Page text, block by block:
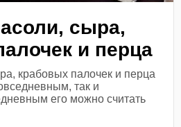
сыра,
и перца
крабовых палочек и перца
так и
его можно считать